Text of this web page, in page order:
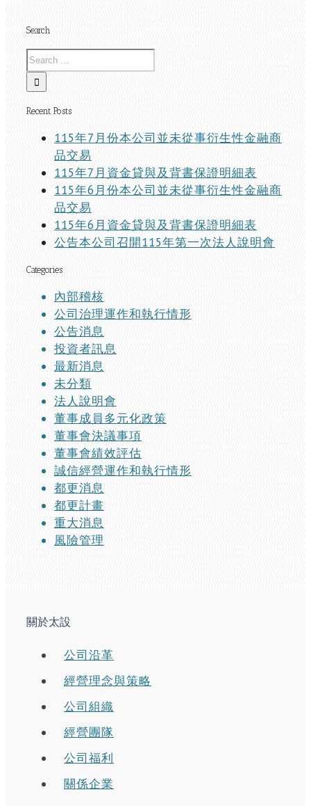
Search
Recent Posts
115年7月份本公司並未從事衍生性金融商
品交易
115年7月資金貸與及背書保證明細表
115年6月份本公司並未從事衍生性金融商
品交易
115年6月資金貸與及背書保證明細表
公告本公司召開115年第一次法人說明會
Categories
內部稽核
公司治理運作和執行情形
公告消息
投資者訊息
最新消息
未分類
法人說明會
董事成員多元化政策
董事會決議事項
董事會績效評估
誠信經營運作和執行情形
都更消息
都更計畫
重大消息
風險管理
關於太設
公司沿革
經營理念與策略
公司組織
經營團隊
公司福利
關係企業